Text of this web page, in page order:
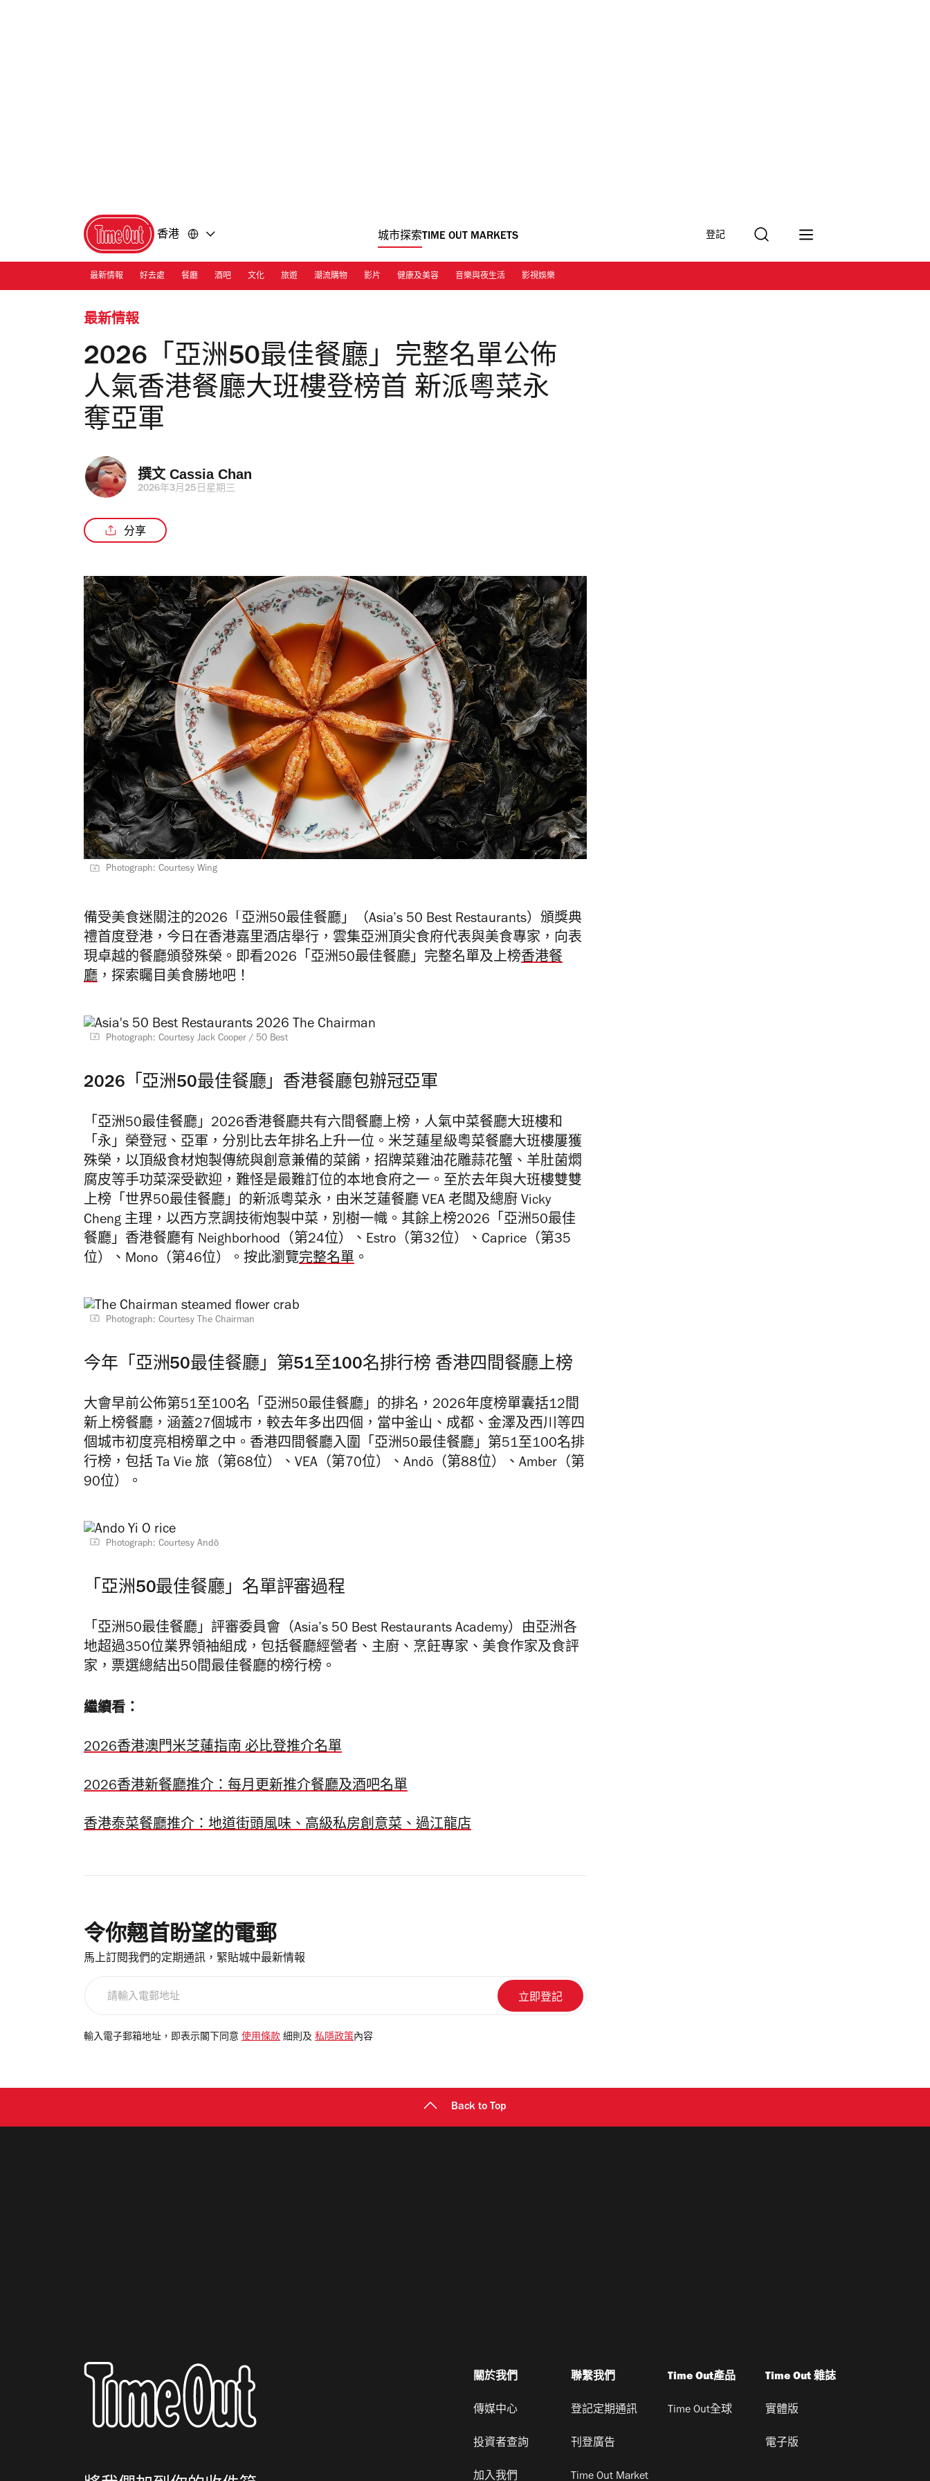
香港 城市探索TIME OUT MARKETS 登記
最新情報 好去處 餐廳 酒吧 文化 旅遊 潮流購物 影片 健康及美容 音樂與夜生活 影視娛樂
最新情報
2026「亞洲50最佳餐廳」完整名單公佈
人氣香港餐廳大班樓登榜首 新派粵菜永
奪亞軍
撰文 Cassia Chan
2026年3月25日星期三
分享
Photograph: Courtesy Wing
備受美食迷關注的2026「亞洲50最佳餐廳」（Asia’s 50 Best Restaurants）頒獎典
禮首度登港，今日在香港嘉里酒店舉行，雲集亞洲頂尖食府代表與美食專家，向表
現卓越的餐廳頒發殊榮。即看2026「亞洲50最佳餐廳」完整名單及上榜香港餐
廳 ，探索矚目美食勝地吧！
Photograph: Courtesy Jack Cooper / 50 Best
2026「亞洲50最佳餐廳」香港餐廳包辦冠亞軍
「亞洲50最佳餐廳」2026香港餐廳共有六間餐廳上榜，人氣中菜餐廳大班樓和
「永」榮登冠、亞軍，分別比去年排名上升一位。米芝蓮星級粵菜餐廳大班樓屢獲
殊榮，以頂級食材炮製傳統與創意兼備的菜餚，招牌菜雞油花雕蒜花蟹、羊肚菌燜
腐皮等手功菜深受歡迎，難怪是最難訂位的本地食府之一。至於去年與大班樓雙雙
上榜「世界50最佳餐廳」的新派粵菜永，由米芝蓮餐廳 VEA 老闆及總廚 Vicky
Cheng 主理，以西方烹調技術炮製中菜，別樹一幟。其餘上榜2026「亞洲50最佳
餐廳」香港餐廳有 Neighborhood（第24位）、Estro（第32位）、Caprice（第35
位）、Mono（第46位）。按此瀏覽完整名單 。
Photograph: Courtesy The Chairman
今年「亞洲50最佳餐廳」第51至100名排行榜 香港四間餐廳上榜
大會早前公佈第51至100名「亞洲50最佳餐廳」的排名，2026年度榜單囊括12間
新上榜餐廳，涵蓋27個城市，較去年多出四個，當中釜山、成都、金澤及西川等四
個城市初度亮相榜單之中。香港四間餐廳入圍「亞洲50最佳餐廳」第51至100名排
行榜，包括 Ta Vie 旅（第68位）、VEA（第70位）、Andō（第88位）、Amber（第
90位）。
Photograph: Courtesy Andō
「亞洲50最佳餐廳」名單評審過程
「亞洲50最佳餐廳」評審委員會（Asia’s 50 Best Restaurants Academy）由亞洲各
地超過350位業界領袖組成，包括餐廳經營者、主廚、烹飪專家、美食作家及食評
家，票選總結出50間最佳餐廳的榜行榜。
繼續看：
2026香港澳門米芝蓮指南 必比登推介名單
2026香港新餐廳推介：每月更新推介餐廳及酒吧名單
香港泰菜餐廳推介：地道街頭風味、高級私房創意菜、過江龍店
令你翹首盼望的電郵
馬上訂閱我們的定期通訊，緊貼城中最新情報
電
輸入電子郵箱地址，即表示閣下同意 使用條款 細則及 私隱政策內容
Back to Top
關於我們
傳媒中心
投資者查詢
加入我們
聯繫我們
登記定期通訊
刊登廣告
Time Out Market
Time Out產品
Time Out全球
Time Out 雜誌
實體版
電子版